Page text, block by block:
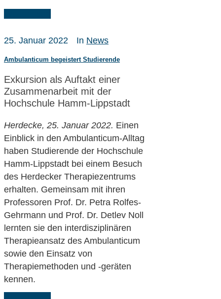
25. Januar 2022 In News
Ambulanticum begeistert Studierende
Exkursion als Auftakt einer
Zusammenarbeit mit der
Hochschule Hamm-Lippstadt
Herdecke, 25. Januar 2022. Einen
Einblick in den Ambulanticum-Alltag
haben Studierende der Hochschule
Hamm-Lippstadt bei einem Besuch
des Herdecker Therapiezentrums
erhalten. Gemeinsam mit ihren
Professoren Prof. Dr. Petra Rolfes-
Gehrmann und Prof. Dr. Detlev Noll
lernten sie den interdisziplinären
Therapieansatz des Ambulanticum
sowie den Einsatz von
Therapiemethoden und -geräten
kennen.